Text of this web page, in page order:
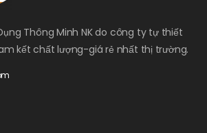
Thông Minh NK do công ty tự thiết
kết chất lượng-giá rẻ nhất thị trường.